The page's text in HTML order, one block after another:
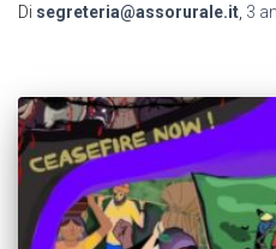
Di segreteria@assorurale.it 3